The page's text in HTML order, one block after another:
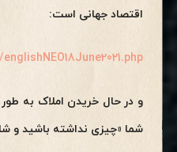
اقتصاد جهانی است:
و در حال خریدن املاک به
شما «چیزی نداشته باشید و